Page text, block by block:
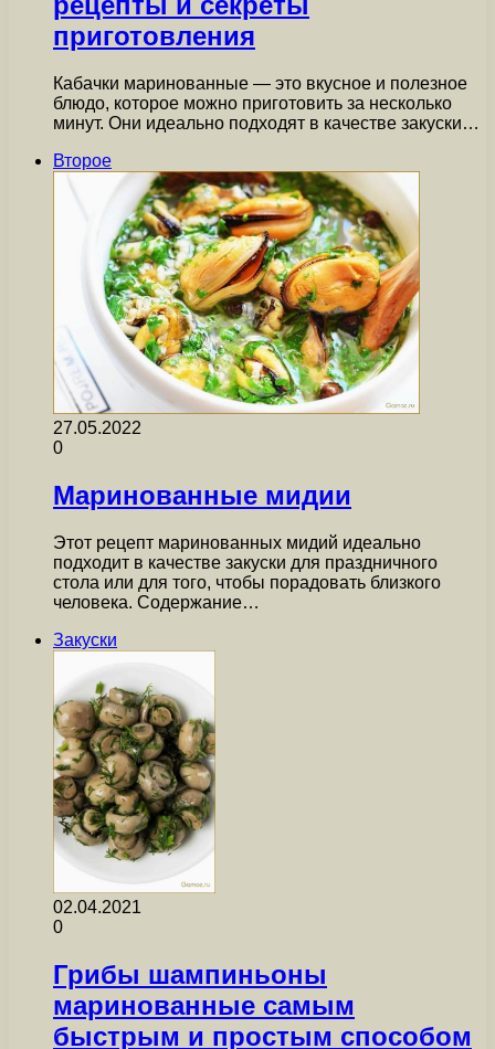
приготовления
Кабачки маринованные — это вкусное и полезное
блюдо, которое можно приготовить за несколько
минут. Они идеально подходят в качестве закуски…
Второе
27.05.2022
0
Маринованные мидии
Этот рецепт маринованных мидий идеально
подходит в качестве закуски для праздничного
стола или для того, чтобы порадовать близкого
человека. Содержание…
Закуски
02.04.2021
0
Грибы шампиньоны
маринованные самым
быстрым и простым способом